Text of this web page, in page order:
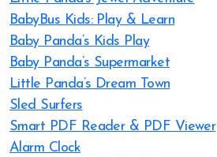
BabyBus Kids: Play & Learn
Baby Panda’s Kids Play
Baby Panda’s Supermarket
Little Panda’s Dream Town
Sled Surfers
Smart PDF Reader & PDF Viewer
Alarm Clock